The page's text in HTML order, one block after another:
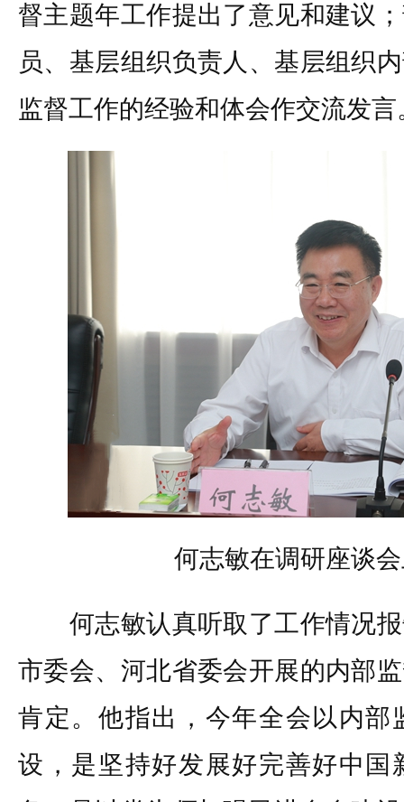
督主题年工作提出了意见和建议
员、基层组织负责人、基层组织
监督工作的经验和体会作交流发言
何志敏在调研座谈
何志敏认真听取了工作情况报
市委会、河北省委会开展的内部
肯定。他指出，今年全会以内部
设，是坚持好发展好完善好中国